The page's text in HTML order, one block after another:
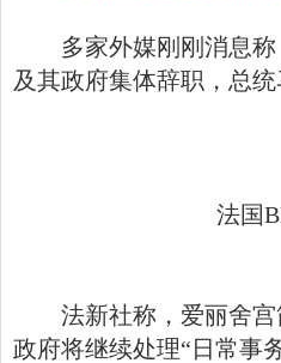
多家外媒刚刚消息称
及其政府集体辞职，总
法国
法新社称，爱丽舍宫
政府将继续处理“日常事